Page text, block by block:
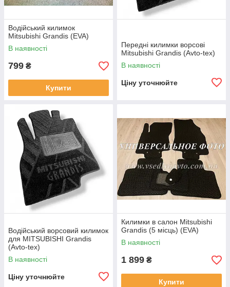
Водійський килимок
Mitsubishi Grandis (EVA)
В наявності
799 ₴
Купити
Передні килимки ворсові
Mitsubishi Grandis (Avto-tex)
В наявності
Ціну уточнюйте
Водійський ворсовий килимок
для MITSUBISHI Grandis
(Avto-tex)
В наявності
Ціну уточнюйте
Килимки в салон Mitsubishi
Grandis (5 місць) (EVA)
В наявності
1 899 ₴
Купити